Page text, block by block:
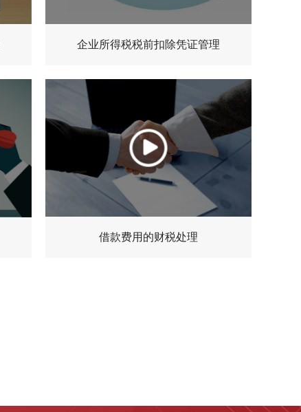
企业所得税税前扣除凭证管理
关注微信服务号
查看详情
借款费用的财税处理